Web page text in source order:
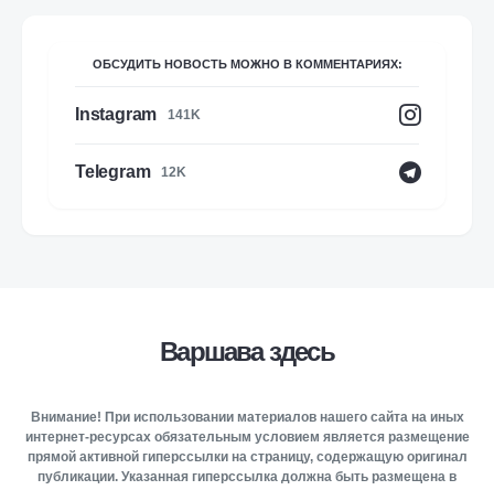
ОБСУДИТЬ НОВОСТЬ МОЖНО В КОММЕНТАРИЯХ:
Instagram 141K
Telegram 12K
Варшава здесь
Внимание! При использовании материалов нашего сайта на иных
интернет-ресурсах обязательным условием является размещение
прямой активной гиперссылки на страницу, содержащую оригинал
публикации. Указанная гиперссылка должна быть размещена в